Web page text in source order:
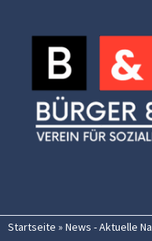
Inhalt
springen
Startseite » News - Aktuelle